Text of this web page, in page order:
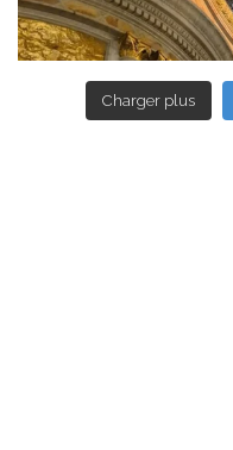
Charger plus